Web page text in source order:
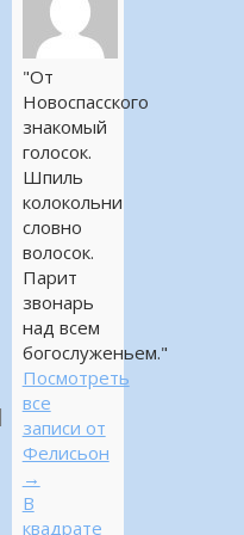
"От
Новоспасского
знакомый
голосок.
Шпиль
колокольни
словно
волосок.
Парит
звонарь
над всем
богослуженьем."
Посмотреть
все
записи от
Фелисьон
→
В
квадрате
|